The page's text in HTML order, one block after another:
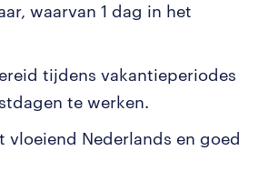
waarvan 1 dag in het
tijdens vakantieperiodes
te werken.
vloeiend Nederlands en goed